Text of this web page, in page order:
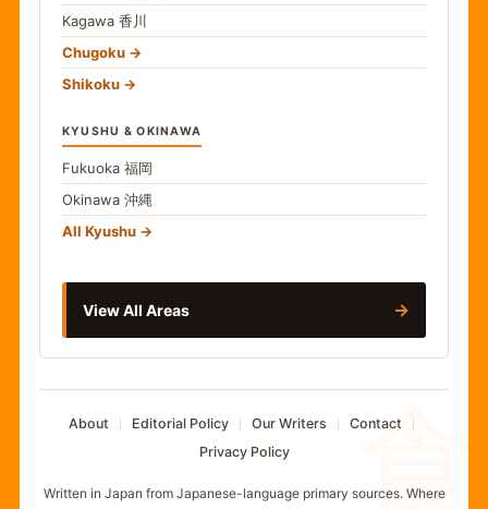
食
Kagawa 香川
Chugoku
Shikoku
KYUSHU & OKINAWA
Fukuoka 福岡
Okinawa 沖縄
All Kyushu
View All Areas →
About Editorial Policy Our Writers
Contact
Privacy Policy
Written in Japan from Japanese-language primary sources. Where